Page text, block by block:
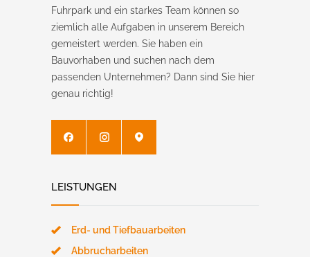
Fuhrpark und ein starkes Team können so
ziemlich alle Aufgaben in unserem Bereich
gemeistert werden. Sie haben ein
Bauvorhaben und suchen nach dem
passenden Unternehmen? Dann sind Sie hier
genau richtig!
LEISTUNGEN
Erd- und Tiefbauarbeiten
Abbrucharbeiten